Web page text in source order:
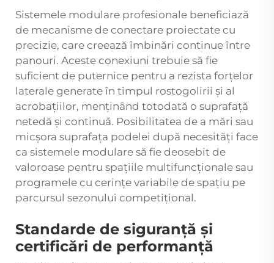
Sistemele modulare profesionale beneficiază
de mecanisme de conectare proiectate cu
precizie, care creează îmbinări continue între
panouri. Aceste conexiuni trebuie să fie
suficient de puternice pentru a rezista forțelor
laterale generate în timpul rostogolirii și al
acrobațiilor, menținând totodată o suprafață
netedă și continuă. Posibilitatea de a mări sau
micșora suprafața podelei după necesități face
ca sistemele modulare să fie deosebit de
valoroase pentru spațiile multifuncționale sau
programele cu cerințe variabile de spațiu pe
parcursul sezonului competițional.
Standarde de siguranță și
certificări de performanță